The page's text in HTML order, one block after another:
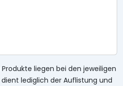
liegen bei den jeweiligen
lediglich der Auflistung und